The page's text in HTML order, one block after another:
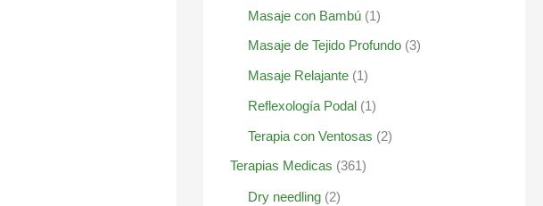
Masaje con Bambú(1)
Masaje de Tejido Profundo(3)
Masaje Relajante(1)
Reflexología Podal(1)
Terapia con Ventosas (2)
Terapias Medicas (361)
Dry needling(2)